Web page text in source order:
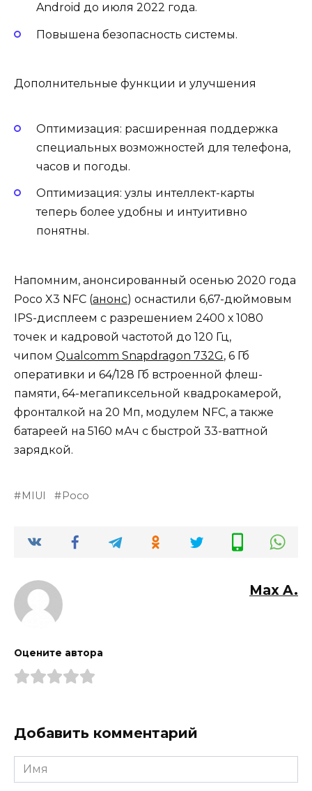
Android до июля 2022 года.
Повышена безопасность системы.
Дополнительные функции и улучшения
Оптимизация: расширенная поддержка
специальных возможностей для телефона,
часов и погоды.
Оптимизация: узлы интеллект-карты
теперь более удобны и интуитивно
понятны.
Напомним, анонсированный осенью 2020 года
Poco X3 NFC (анонс) оснастили 6,67-дюймовым
IPS-дисплеем с разрешением 2400 х 1080
точек и кадровой частотой до 120 Гц,
чипом Qualcomm Snapdragon 732G, 6 Гб
оперативки и 64/128 Гб встроенной флеш-
памяти, 64-мегапиксельной квадрокамерой,
фронталкой на 20 Мп, модулем NFC, а также
батареей на 5160 мАч с быстрой 33-ваттной
зарядкой.
MIUI Poco
Max A.
Оцените автора
Добавить комментарий
Имя
*